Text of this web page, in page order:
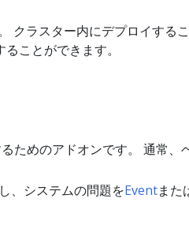
クラスター内にデプロイする
ことができます。
ためのアドオンです。 通常、
、システムの問題をEventまた